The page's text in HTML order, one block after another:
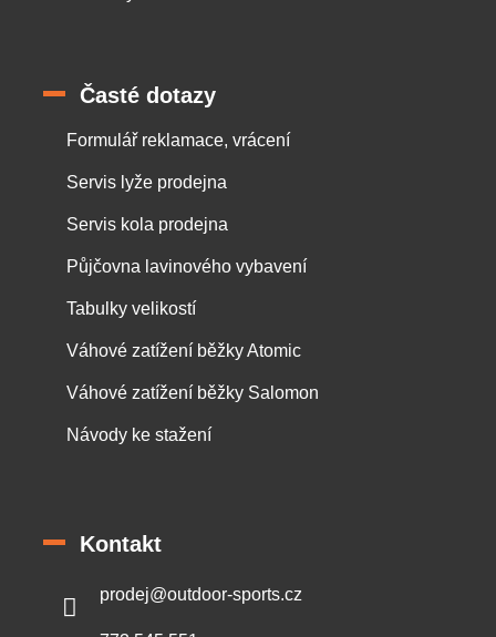
Časté dotazy
Formulář reklamace, vrácení
Servis lyže prodejna
Servis kola prodejna
Půjčovna lavinového vybavení
Tabulky velikostí
Váhové zatížení běžky Atomic
Váhové zatížení běžky Salomon
Návody ke stažení
Kontakt
prodej@outdoor-sports.cz